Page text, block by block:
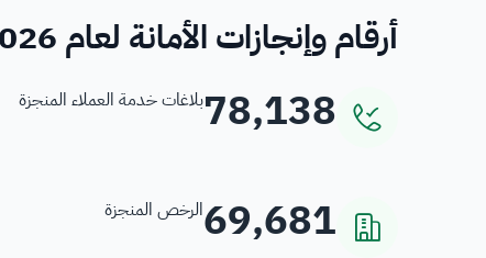
أرقام وإنجازات الأمانة لعام 2026
78,138بلاغات خدمة العملاء المنجزة
69,681الرخص المنجزة